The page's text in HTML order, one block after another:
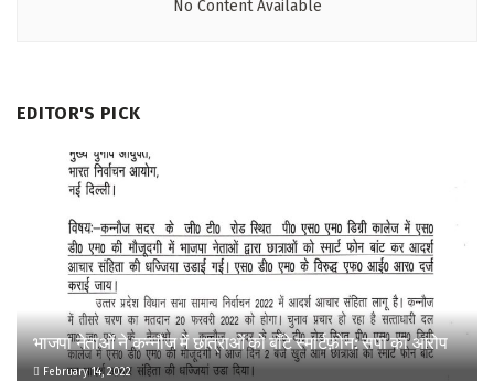
No Content Available
EDITOR'S PICK
भाजपा नेताओं ने कन्नौज में छात्राओं को बाँटे स्मार्टफ़ोन: सपा का आरोप
February 14, 2022